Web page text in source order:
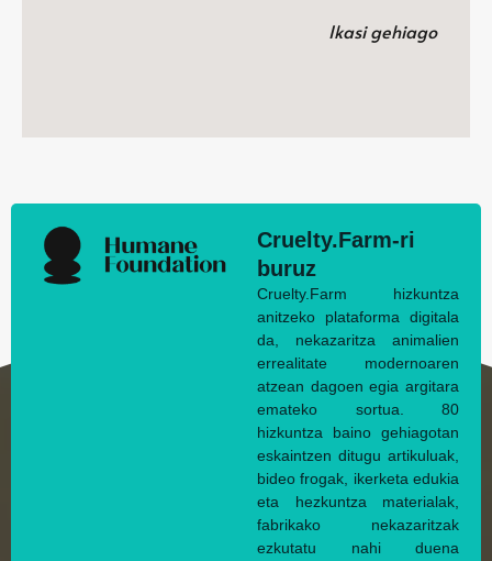
Ikasi gehiago
Cruelty.Farm-ri
buruz
Cruelty.Farm hizkuntza
anitzeko plataforma digitala
da, nekazaritza animalien
errealitate modernoaren
atzean dagoen egia argitara
emateko sortua. 80
hizkuntza baino gehiagotan
eskaintzen ditugu artikuluak,
bideo frogak, ikerketa edukia
eta hezkuntza materialak,
fabrikako nekazaritzak
ezkutatu nahi duena